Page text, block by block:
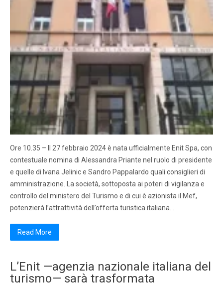
Ore 10.35 – Il 27 febbraio 2024 è nata ufficialmente Enit Spa, con
contestuale nomina di Alessandra Priante nel ruolo di presidente
e quelle di Ivana Jelinic e Sandro Pappalardo quali consiglieri di
amministrazione. La società, sottoposta ai poteri di vigilanza e
controllo del ministero del Turismo e di cui è azionista il Mef,
potenzierà l’attrattività dell’offerta turistica italiana….
Read More
L’Enit —agenzia nazionale italiana del
turismo— sarà trasformata